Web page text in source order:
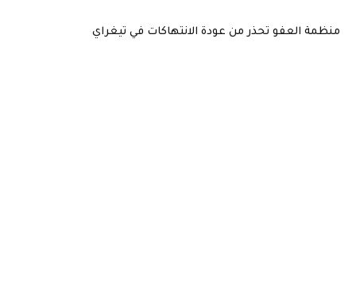
منظمة العفو تحذر من عودة الانتهاكات في تيغراي